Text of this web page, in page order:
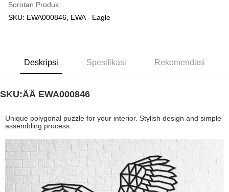
Sorotan Produk
SKU: EWA000846, EWA - Eagle
Deskripsi Spesifikasi Rekomendasi
SKU:ÃÂ EWA000846
Unique polygonal puzzle for your interior. Stylish design and simple
assembling process.